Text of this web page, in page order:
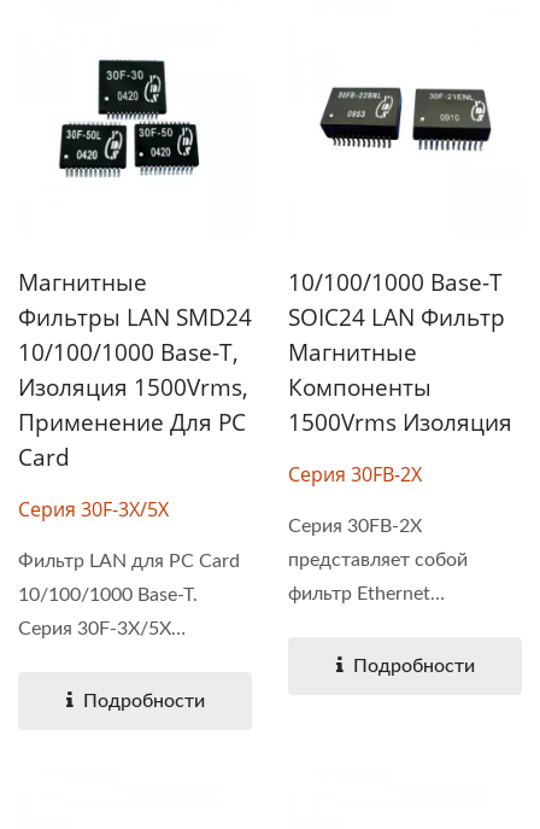
Магнитные
Фильтры LAN SMD24
10/100/1000 Base-T,
Изоляция 1500Vrms,
Применение Для PC
Card
Серия 30F-3X/5X
Фильтр LAN для PC Card
10/100/1000 Base-T.
Серия 30F-3X/5X
Подробности
10/100/1000 Base-T
SOIC24 LAN Фильтр
Магнитные
Компоненты
1500Vrms Изоляция
Серия 30FB-2X
Серия 30FB-2X
представляет собой
фильтр Ethernet
Подробности